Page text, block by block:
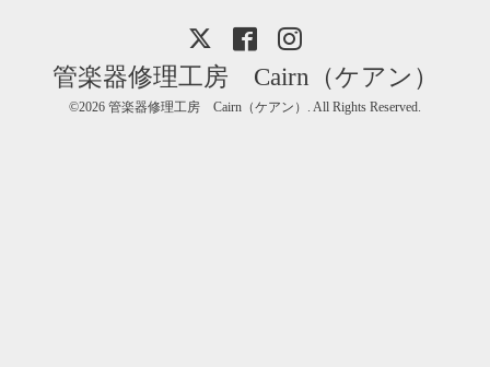
管楽器修理工房 Cairn（ケアン）
©2026 管楽器修理工房 Cairn（ケアン） . All Rights Reserved.